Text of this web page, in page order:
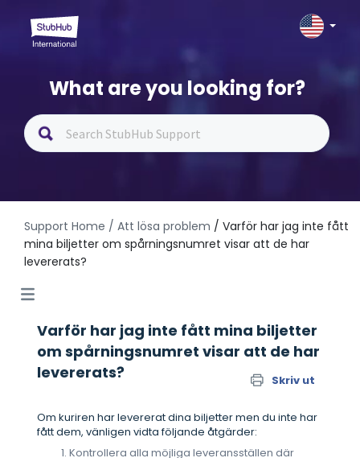
What are you looking for?
Support Home / Att lösa problem / Varför har jag inte fått
mina biljetter om spårningsnumret visar att de har
levererats?
Varför har jag inte fått mina biljetter
om spårningsnumret visar att de har
levererats?
Skriv ut
Om kuriren har levererat dina biljetter men du inte har
fått dem, vänligen vidta följande åtgärder:
Kontrollera alla möjliga leveransställen där